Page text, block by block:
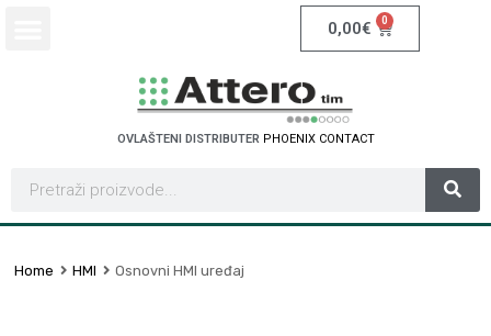
0,00€ 0
OVLAŠTENI DISTRIBUTER PHOENIX CONTACT
Home HMI Osnovni HMI uređaj